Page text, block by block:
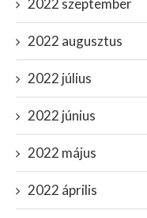
2022 szeptember
2022 augusztus
2022 július
2022 június
2022 május
2022 április